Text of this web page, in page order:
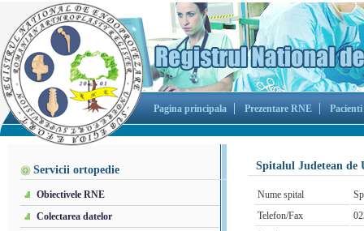
Pagina principala Prezentare RNE Pacienti
Servicii ortopedie
Obiectivele RNE
Colectarea datelor
Spitalul Judetean de
Nume spital
Telefon/Fax